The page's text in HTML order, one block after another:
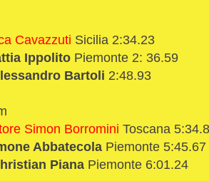
Cavazzuti Sicilia 2:34.23
Ippolito Piemonte 2: 36.59
Bartoli 2:48.93
Simon Borromini Toscana
Abbatecola Piemonte 5:45.67
Piana Piemonte 6:01.24